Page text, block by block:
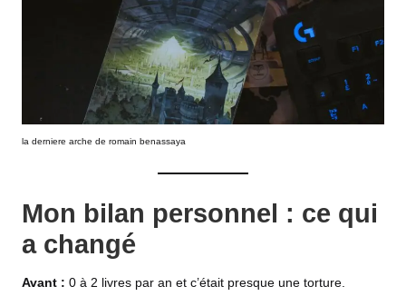
la derniere arche de romain benassaya
Mon bilan personnel : ce qui
a changé
Avant : 0 à 2 livres par an et c’était presque une torture.